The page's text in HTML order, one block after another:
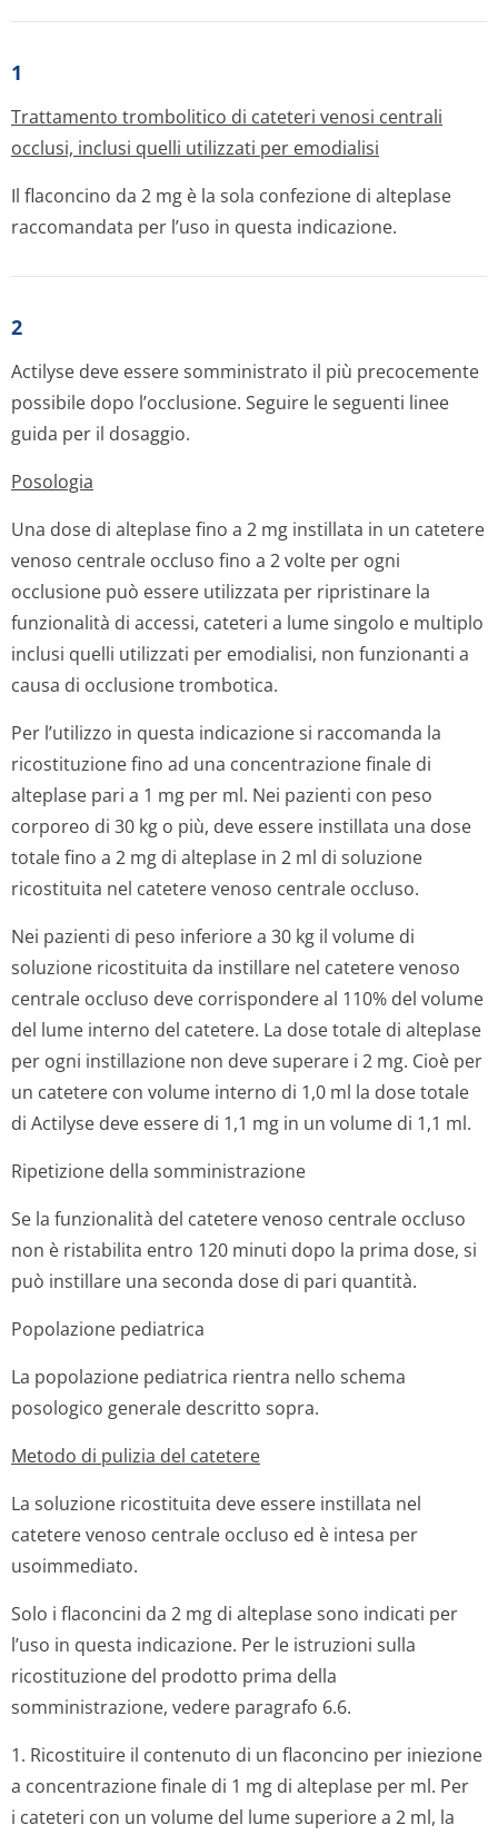
1
Trattamento trombolitico di cateteri venosi centrali
occlusi, inclusi quelli utilizzati per emodialisi
Il flaconcino da 2 mg è la sola confezione di alteplase
raccomandata per l’uso in questa indicazione.
2
Actilyse deve essere somministrato il più precocemente
possibile dopo l’occlusione. Seguire le seguenti linee
guida per il dosaggio.
Posologia
Una dose di alteplase fino a 2 mg instillata in un catetere
venoso centrale occluso fino a 2 volte per ogni
occlusione può essere utilizzata per ripristinare la
funzionalità di accessi, cateteri a lume singolo e multiplo
inclusi quelli utilizzati per emodialisi, non funzionanti a
causa di occlusione trombotica.
Per l’utilizzo in questa indicazione si raccomanda la
ricostituzione fino ad una concentrazione finale di
alteplase pari a 1 mg per ml. Nei pazienti con peso
corporeo di 30 kg o più, deve essere instillata una dose
totale fino a 2 mg di alteplase in 2 ml di soluzione
ricostituita nel catetere venoso centrale occluso.
Nei pazienti di peso inferiore a 30 kg il volume di
soluzione ricostituita da instillare nel catetere venoso
centrale occluso deve corrispondere al 110% del volume
del lume interno del catetere. La dose totale di alteplase
per ogni instillazione non deve superare i 2 mg. Cioè per
un catetere con volume interno di 1,0 ml la dose totale
di Actilyse deve essere di 1,1 mg in un volume di 1,1 ml.
Ripetizione della somministrazione
Se la funzionalità del catetere venoso centrale occluso
non è ristabilita entro 120 minuti dopo la prima dose, si
può instillare una seconda dose di pari quantità.
Popolazione pediatrica
La popolazione pediatrica rientra nello schema
posologico generale descritto sopra.
Metodo di pulizia del catetere
La soluzione ricostituita deve essere instillata nel
catetere venoso centrale occluso ed è intesa per
usoimmediato.
Solo i flaconcini da 2 mg di alteplase sono indicati per
l’uso in questa indicazione. Per le istruzioni sulla
ricostituzione del prodotto prima della
somministrazione, vedere paragrafo 6.6.
1. Ricostituire il contenuto di un flaconcino per iniezione
a concentrazione finale di 1 mg di alteplase per ml. Per
i cateteri con un volume del lume superiore a 2 ml, la